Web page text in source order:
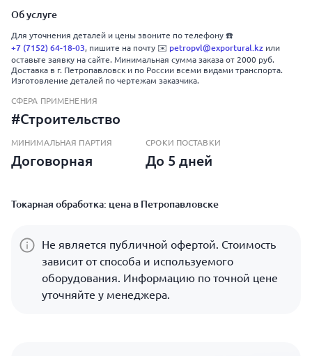
Об услуге
Для уточнения деталей и цены звоните по телефону ☎️
+7 (7152) 64-18-03, пишите на почту ✉️ petropvl@exportural.kz или
оставьте заявку на сайте. Минимальная сумма заказа от 2000 руб.
Доставка в г. Петропавловск и по России всеми видами транспорта.
Изготовление деталей по чертежам заказчика.
СФЕРА ПРИМЕНЕНИЯ
#Строительство
МИНИМАЛЬНАЯ ПАРТИЯ
Договорная
СРОКИ ПОСТАВКИ
До 5 дней
Токарная обработка: цена в Петропавловске
Не является публичной офертой. Стоимость
зависит от способа и используемого
оборудования. Информацию по точной цене
уточняйте у менеджера.